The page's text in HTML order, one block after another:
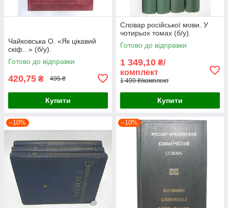
Чайковська О. «Як цікавий
скіф...» (б/у).
Готово до відправки
420,75 ₴ 495 ₴
Купити
Словар російської мови. У
чотирьох томах (б/у).
Готово до відправки
1 349,10 ₴/
комплект
1 499 ₴/комплект
Купити
–10% –10%